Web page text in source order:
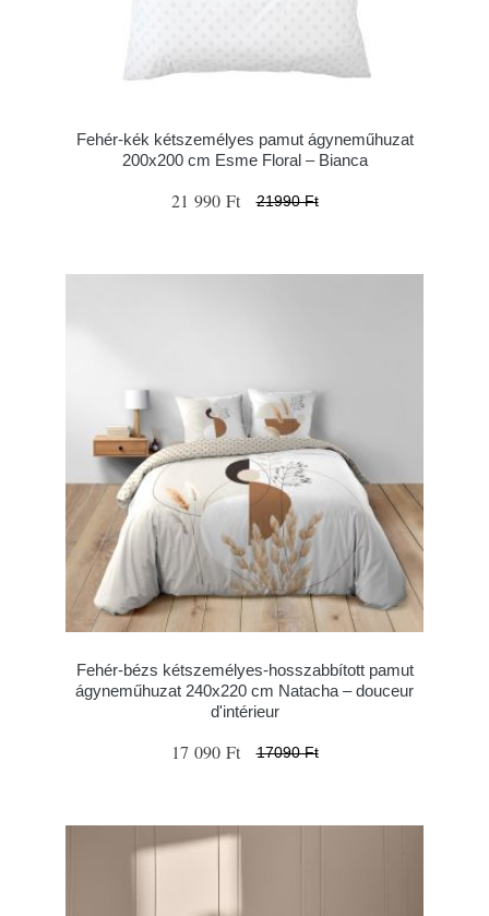
Fehér-kék kétszemélyes pamut ágyneműhuzat
200x200 cm Esme Floral – Bianca
21 990 Ft 21990 Ft
Fehér-bézs kétszemélyes-hosszabbított pamut
ágyneműhuzat 240x220 cm Natacha – douceur
d'intérieur
17 090 Ft 17090 Ft